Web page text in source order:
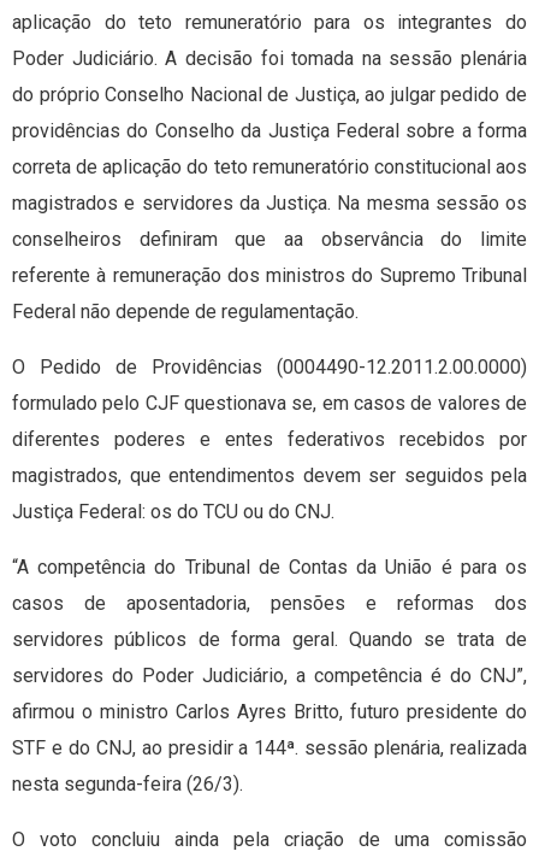
aplicação do teto remuneratório para os integrantes do
Poder Judiciário. A decisão foi tomada na sessão plenária
do próprio Conselho Nacional de Justiça, ao julgar pedido de
providências do Conselho da Justiça Federal sobre a forma
correta de aplicação do teto remuneratório constitucional aos
magistrados e servidores da Justiça. Na mesma sessão os
conselheiros definiram que aa observância do limite
referente à remuneração dos ministros do Supremo Tribunal
Federal não depende de regulamentação.
O Pedido de Providências (0004490-12.2011.2.00.0000)
formulado pelo CJF questionava se, em casos de valores de
diferentes poderes e entes federativos recebidos por
magistrados, que entendimentos devem ser seguidos pela
Justiça Federal: os do TCU ou do CNJ.
“A competência do Tribunal de Contas da União é para os
casos de aposentadoria, pensões e reformas dos
servidores públicos de forma geral. Quando se trata de
servidores do Poder Judiciário, a competência é do CNJ”,
afirmou o ministro Carlos Ayres Britto, futuro presidente do
STF e do CNJ, ao presidir a 144ª. sessão plenária, realizada
nesta segunda-feira (26/3).
O voto concluiu ainda pela criação de uma comissão